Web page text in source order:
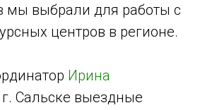
мы выбрали для работы с
центров в регионе.
Ирина
Сальске выездные